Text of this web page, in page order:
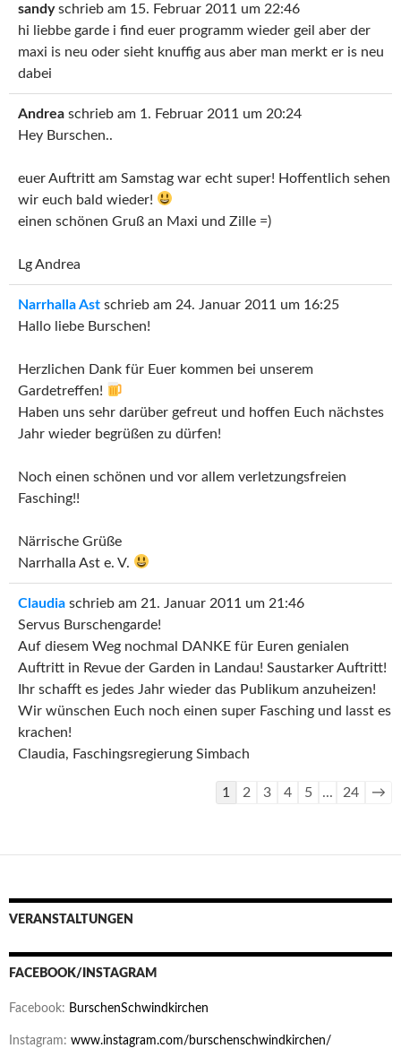
sandyschrieb am 15. Februar 2011 um 22:46
hi liebbe garde i find euer programm wieder geil aber der
maxi is neu oder sieht knuffig aus aber man merkt er is neu
dabei
Andrea schrieb am 1. Februar 2011 um 20:24
Hey Burschen..
euer Auftritt am Samstag war echt super! Hoffentlich sehen
wir euch bald wieder!
einen schönen Gruß an Maxi und Zille =)
Lg Andrea
Narrhalla Ast schrieb am 24. Januar 2011 um 16:25
Hallo liebe Burschen!
Herzlichen Dank für Euer kommen bei unserem
Gardetreffen!
Haben uns sehr darüber gefreut und hoffen Euch nächstes
Jahr wieder begrüßen zu dürfen!
Noch einen schönen und vor allem verletzungsfreien
Fasching!!
Närrische Grüße
Narrhalla Ast e. V.
Claudia schrieb am 21. Januar 2011 um 21:46
Servus Burschengarde!
Auf diesem Weg nochmal DANKE für Euren genialen
Auftritt in Revue der Garden in Landau! Saustarker Auftritt!
Ihr schafft es jedes Jahr wieder das Publikum anzuheizen!
Wir wünschen Euch noch einen super Fasching und lasst es
krachen!
Claudia, Faschingsregierung Simbach
Navigation
1 2 3 4 5 ... 24 →
VERANSTALTUNGEN
FACEBOOK/INSTAGRAM
Facebook: BurschenSchwindkirchen
Instagram: www.instagram.com/burschenschwindkirchen/